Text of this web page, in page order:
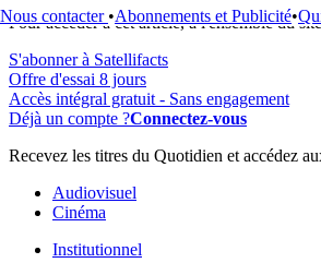
Nous contacter •Abonnements et Publicité•
Pour accéder à cet article, à l'ensemble du
S'abonner à Satellifacts
Offre d'essai 8 jours
Accès intégral gratuit - Sans engagement
Déjà un compte ?Connectez-vous
Recevez les titres du Quotidien et accédez
Audiovisuel
Cinéma
Institutionnel